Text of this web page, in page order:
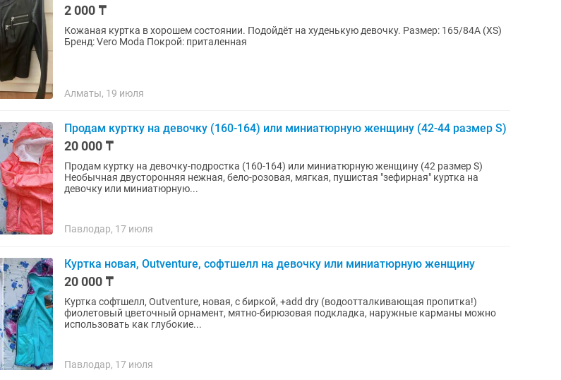
2 000 ₸
Кожаная куртка в хорошем состоянии. Подойдёт на худенькую девочку. Размер: 165/84А (XS)
Бренд: Vero Moda Покрой: приталенная
Алматы, 19 июля
Продам куртку на девочку (160-164) или миниатюрную женщину (42-44 размер S)
20 000 ₸
Продам куртку на девочку-подростка (160-164) или миниатюрную женщину (42 размер S)
Необычная двусторонняя нежная, бело-розовая, мягкая, пушистая "зефирная" куртка на
девочку или миниатюрную...
Павлодар, 17 июля
Куртка новая, Outventure, софтшелл на девочку или миниатюрную женщину
20 000 ₸
Куртка софтшелл, Outventure, новая, с биркой, +add dry (водоотталкивающая пропитка!)
фиолетовый цветочный орнамент, мятно-бирюзовая подкладка, наружные карманы можно
использовать как глубокие...
Павлодар, 17 июля